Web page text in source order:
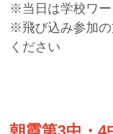
※当日は学校ワー
※飛び込み参加の
ください